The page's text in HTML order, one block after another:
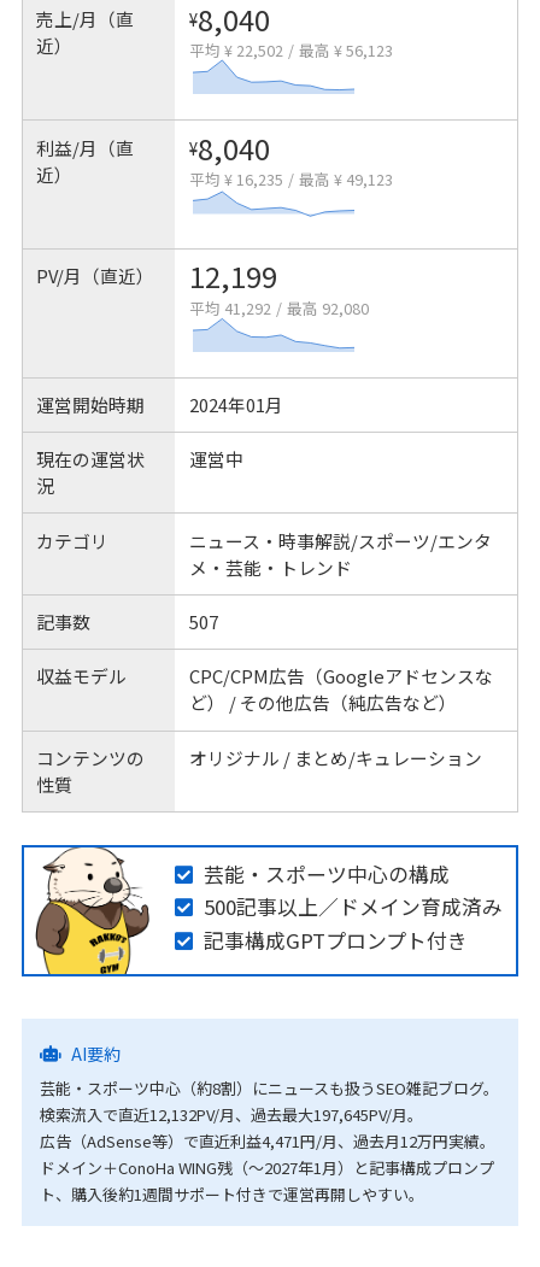
売上/月（直
近）
¥8,040
平均 ¥ 22,502 / 最高 ¥ 56,123
利益/月（直
近）
¥8,040
平均 ¥ 16,235 / 最高 ¥ 49,123
PV/月（直近） 12,199
平均 41,292 / 最高 92,080
運営開始時期 2024年01月
現在の運営状
況
運営中
カテゴリ
ニュース・時事解説/スポーツ/エンタ
メ・芸能・トレンド
記事数 507
収益モデル
CPC/CPM広告（Googleアドセンスな
ど） / その他広告（純広告など）
コンテンツの
性質
オリジナル / まとめ/キュレーション
芸能・スポーツ中心の構成
500記事以上／ドメイン育成済み
記事構成GPTプロンプト付き
AI要約
芸能・スポーツ中心（約8割）にニュースも扱うSEO雑記ブログ。
検索流入で直近12,132PV/月、過去最大197,645PV/月。
広告（AdSense等）で直近利益4,471円/月、過去月12万円実績。
ドメイン＋ConoHa WING残（〜2027年1月）と記事構成プロンプ
ト、購入後約1週間サポート付きで運営再開しやすい。